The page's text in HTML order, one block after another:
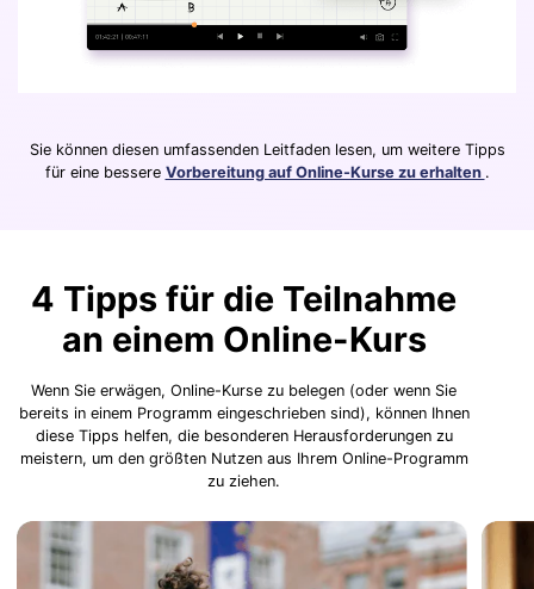
Sie können diesen umfassenden Leitfaden lesen, um weitere Tipps
für eine bessere Vorbereitung auf Online-Kurse zu erhalten .
4 Tipps für die Teilnahme
an einem Online-Kurs
Wenn Sie erwägen, Online-Kurse zu belegen (oder wenn Sie
bereits in einem Programm eingeschrieben sind), können Ihnen
diese Tipps helfen, die besonderen Herausforderungen zu
meistern, um den größten Nutzen aus Ihrem Online-Programm
zu ziehen.